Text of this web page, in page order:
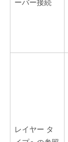
ーバー接続
レイヤー タ